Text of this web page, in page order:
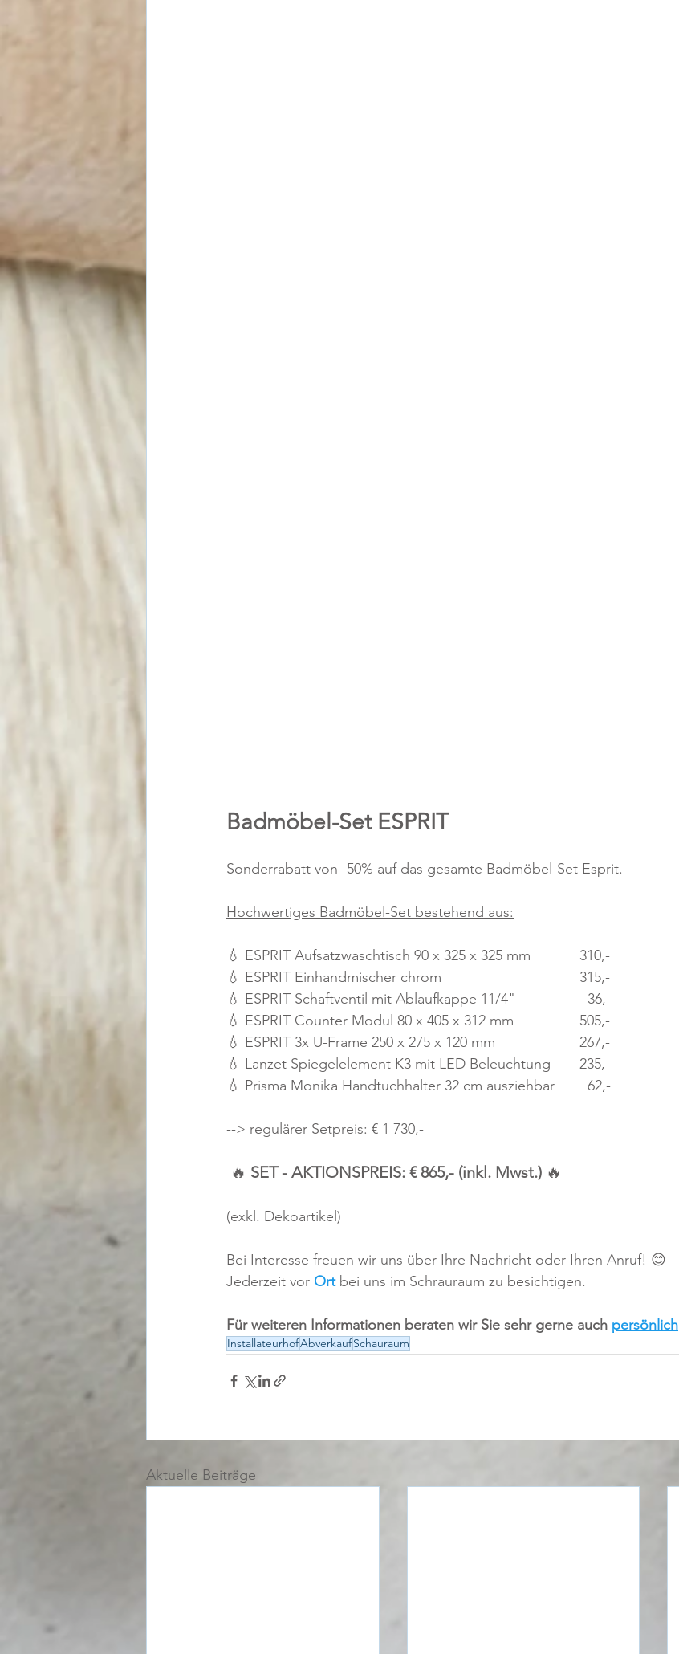
Badmöbel-Set ESPRIT
Sonderrabatt von -50% auf das gesamte Badmöbel-Set Esprit.
Hochwertiges Badmöbel-Set bestehend aus:
💧 ESPRIT Aufsatzwaschtisch 90 x 325 x 325 mm		310,-
💧 ESPRIT Schaftventil mit Ablaufkappe 11/4"		  36,-
💧 ESPRIT Counter Modul 80 x 405 x 312 mm 		505,-
💧 ESPRIT 3x U-Frame 250 x 275 x 120 mm			267,-
💧 Lanzet Spiegelelement K3 mit LED Beleuchtung	235,-
💧 Prisma Monika Handtuchhalter 32 cm ausziehbar	  62,-
--> regulärer Setpreis: € 1 730,-
🔥 SET - AKTIONSPREIS: € 865,- (inkl. Mwst.) 🔥
(exkl. Dekoartikel)
Bei Interesse freuen wir uns über Ihre Nachricht oder Ihren Anruf! 😊
Jederzeit vor Ort bei uns im Schrauraum zu besichtigen.
Für weiteren Informationen beraten wir Sie sehr gerne auch persönlich
InstallateurhofAbverkaufSchauraum
Aktuelle Beiträge